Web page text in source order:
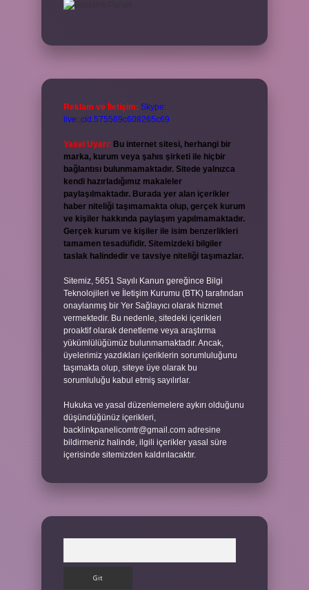
Reklam ve İletişim: Skype:
live:.cid.575569c608265c69
Yasal Uyarı: Bu internet sitesi, herhangi bir
marka, kurum veya şahıs şirketi ile hiçbir
bağlantısı bulunmamaktadır. Sitede yalnızca
kendi hazırladığımız makaleler
paylaşılmaktadır. Burada yer alan içerikler
haber niteliği taşımamakta olup, gerçek kurum
ve kişiler hakkında paylaşım yapılmamaktadır.
Gerçek kurum ve kişiler ile isim benzerlikleri
tamamen tesadüfidir. Sitemizdeki bilgiler
taslak halindedir ve tavsiye niteliği taşımazlar.
Sitemiz, 5651 Sayılı Kanun gereğince Bilgi
Teknolojileri ve İletişim Kurumu (BTK) tarafından
onaylanmış bir Yer Sağlayıcı olarak hizmet
vermektedir. Bu nedenle, sitedeki içerikleri
proaktif olarak denetleme veya araştırma
yükümlülüğümüz bulunmamaktadır. Ancak,
üyelerimiz yazdıkları içeriklerin sorumluluğunu
taşımakta olup, siteye üye olarak bu
sorumluluğu kabul etmiş sayılırlar.
Hukuka ve yasal düzenlemelere aykırı olduğunu
düşündüğünüz içerikleri,
backlinkpanelicomtr@gmail.com adresine
bildirmeniz halinde, ilgili içerikler yasal süre
içerisinde sitemizden kaldırılacaktır.